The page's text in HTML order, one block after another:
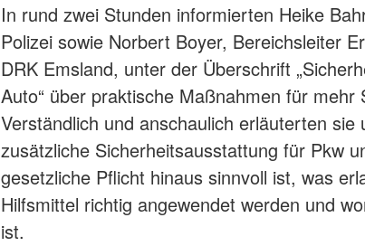
In rund zwei Stunden informierten Heike
Polizei sowie Norbert Boyer, Bereichsleiter
DRK Emsland, unter der Überschrift
Auto“ über praktische Maßnahmen für mehr
Verständlich und anschaulich erläuterten
zusätzliche Sicherheitsausstattung für Pkw
gesetzliche Pflicht hinaus sinnvoll ist, was
Hilfsmittel richtig angewendet werden und
ist.